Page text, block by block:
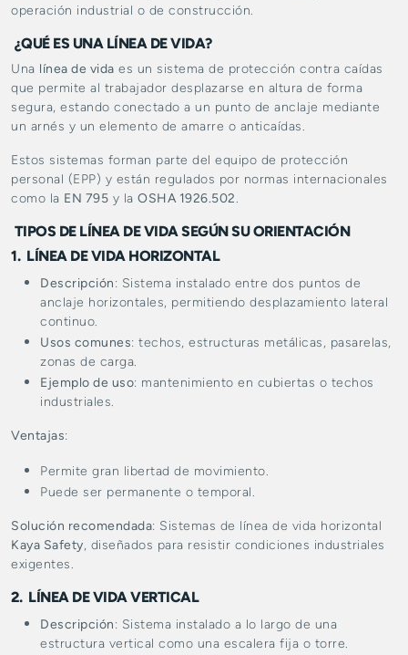
operación industrial o de construcción.
¿QUÉ ES UNA LÍNEA DE VIDA?
Una línea de vida es un sistema de protección contra caídas
que permite al trabajador desplazarse en altura de forma
segura, estando conectado a un punto de anclaje mediante
un arnés y un elemento de amarre o anticaídas.
Estos sistemas forman parte del equipo de protección
personal (EPP) y están regulados por normas internacionales
como la EN 795 y la OSHA 1926.502.
TIPOS DE LÍNEA DE VIDA SEGÚN SU ORIENTACIÓN
1. LÍNEA DE VIDA HORIZONTAL
Descripción: Sistema instalado entre dos puntos de
anclaje horizontales, permitiendo desplazamiento lateral
continuo.
Usos comunes: techos, estructuras metálicas, pasarelas,
zonas de carga.
Ejemplo de uso: mantenimiento en cubiertas o techos
industriales.
Ventajas:
Permite gran libertad de movimiento.
Puede ser permanente o temporal.
Solución recomendada: Sistemas de línea de vida horizontal
Kaya Safety, diseñados para resistir condiciones industriales
exigentes.
2. LÍNEA DE VIDA VERTICAL
Descripción: Sistema instalado a lo largo de una
estructura vertical como una escalera fija o torre.